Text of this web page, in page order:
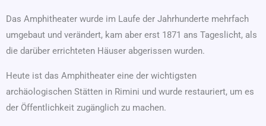
Das Amphitheater wurde im Laufe der Jahrhunderte mehrfach
umgebaut und verändert, kam aber erst 1871 ans Tageslicht, als
die darüber errichteten Häuser abgerissen wurden.
Heute ist das Amphitheater eine der wichtigsten
archäologischen Stätten in Rimini und wurde restauriert, um es
der Öffentlichkeit zugänglich zu machen.